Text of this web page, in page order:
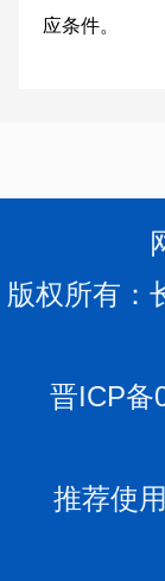
应条件。
整、专业学
所学专业未列
历学位的专
不得报名
1.现役
2.因犯
版权所有
晋ICP备
推荐使